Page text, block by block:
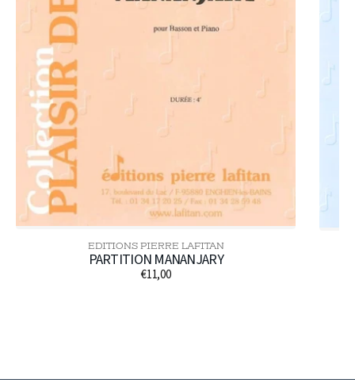
Distributeur :
EDITIONS PIERRE LAFITAN
PARTITION MANANJARY
Prix
€11,00